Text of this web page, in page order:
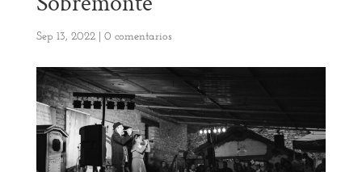
Sep 13, 2022| 0 comentarios